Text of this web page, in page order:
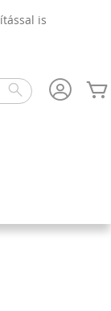
is
Search